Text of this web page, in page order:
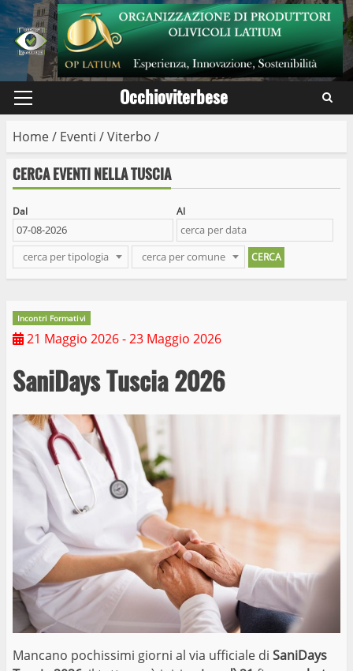
Skip
to
content
Primary
Occhioviterbese
Home/ Eventi /Viterbo /
CERCA EVENTI NELLA TUSCIA
Dal Al
cerca per tipologia cerca per comune
Incontri Formativi
21 Maggio 2026- 23 Maggio 2026
SaniDays Tuscia 2026
Mancano pochissimi giorni al via ufficiale di SaniDays